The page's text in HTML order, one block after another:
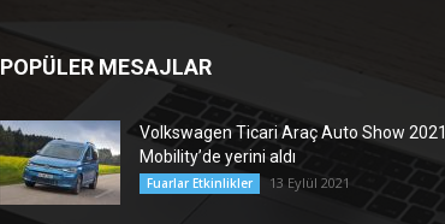
POPÜLER MESAJLAR
Volkswagen Ticari Araç Auto Show 2021
Mobility’de yerini aldı
Fuarlar Etkinlikler 13 Eylül 2021